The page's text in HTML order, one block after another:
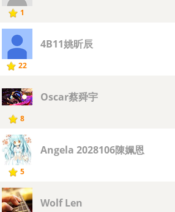
1
22
4B11姚昕辰
8
Oscar蔡舜宇
5
Angela 2028106陳姵恩
Wolf Len